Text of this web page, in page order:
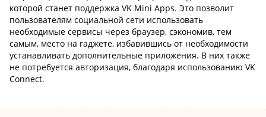
которой станет поддержка VK Mini Apps. Это позволит
пользователям социальной сети использовать
необходимые сервисы через браузер, сэкономив, тем
самым, место на гаджете, избавившись от необходимости
устанавливать дополнительные приложения. В них также
не потребуется авторизация, благодаря использованию VK
Connect.